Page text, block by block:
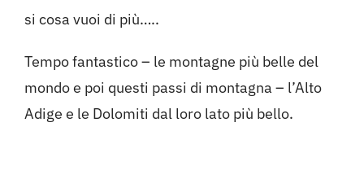
si cosa vuoi di più…..
Tempo fantastico – le montagne più belle del
mondo e poi questi passi di montagna – l’Alto
Adige e le Dolomiti dal loro lato più bello.